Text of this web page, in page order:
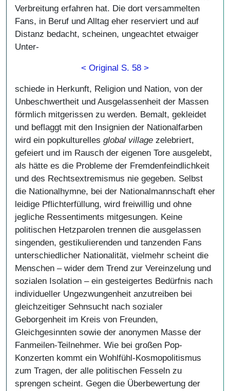
Verbreitung erfahren hat. Die dort versammelten
Fans, in Beruf und Alltag eher reserviert und auf
Distanz bedacht, scheinen, ungeachtet etwaiger
Unter-
< Original S. 58 >
schiede in Herkunft, Religion und Nation, von der
Unbeschwertheit und Ausgelassenheit der Massen
förmlich mitgerissen zu werden. Bemalt, gekleidet
und beflaggt mit den Insignien der Nationalfarben
wird ein popkulturelles global village zelebriert,
gefeiert und im Rausch der eigenen Tore ausgelebt,
als hätte es die Probleme der Fremdenfeindlichkeit
und des Rechtsextremismus nie gegeben. Selbst
die Nationalhymne, bei der Nationalmannschaft eher
leidige Pflichterfüllung, wird freiwillig und ohne
jegliche Ressentiments mitgesungen. Keine
politischen Hetzparolen trennen die ausgelassen
singenden, gestikulierenden und tanzenden Fans
unterschiedlicher Nationalität, vielmehr scheint die
Menschen – wider dem Trend zur Vereinzelung und
sozialen Isolation – ein gesteigertes Bedürfnis nach
individueller Ungezwungenheit anzutreiben bei
gleichzeitiger Sehnsucht nach sozialer
Geborgenheit im Kreis von Freunden,
Gleichgesinnten sowie der anonymen Masse der
Fanmeilen-Teilnehmer. Wie bei großen Pop-
Konzerten kommt ein Wohlfühl-Kosmopolitismus
zum Tragen, der alle politischen Fesseln zu
sprengen scheint. Gegen die Überbewertung der